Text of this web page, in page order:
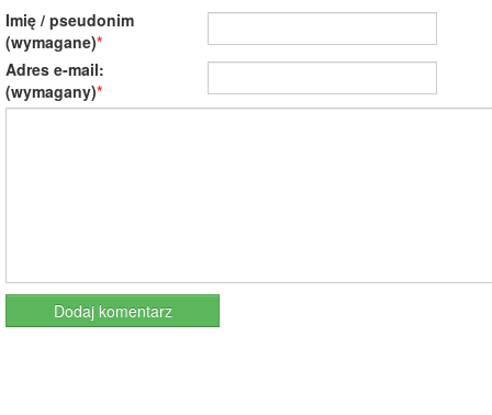
Imię / pseudonim
(wymagane)
Adres e-mail:
(wymagany)